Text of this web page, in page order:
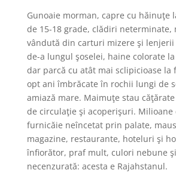
Gunoaie morman, capre cu hăinuţe
de 15-18 grade, clădiri neterminate,
vândută din carturi mizere şi lenjerii
de-a lungul şoselei, haine colorate
dar parcă cu atât mai sclipicioase la
opt ani îmbrăcate în rochii lungi de
amiază mare. Maimuţe stau
de circulaţie şi acoperişuri.
furnicăie neîncetat prin palate,
magazine, restaurante, hoteluri şi
înfiorător, praf mult, culori nebune
necenzurată: acesta e Rajahstanul.